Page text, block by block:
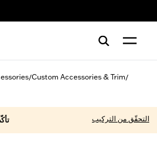
/Custom Accessories & Trim/
التحقّق من التركيب